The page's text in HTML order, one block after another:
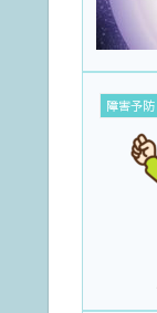
障害予防